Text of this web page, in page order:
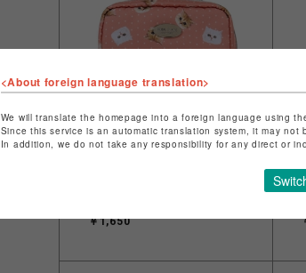
リュテス
￥1,650
<About foreign language translation>
We will translate the homepage into a foreign language using
Since this service is an automatic translation system, it may
In addition, we do not take any responsibility for any direct or